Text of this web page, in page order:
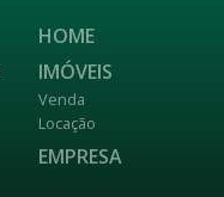
HOME
IMÓVEIS
Venda
Locação
EMPRESA